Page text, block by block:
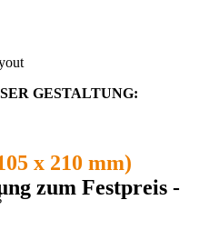
GESTALTUNG:
x 210 mm)
zum Festpreis -